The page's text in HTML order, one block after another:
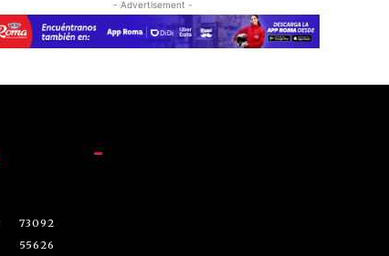
- Advertisement -
73092
55626
-